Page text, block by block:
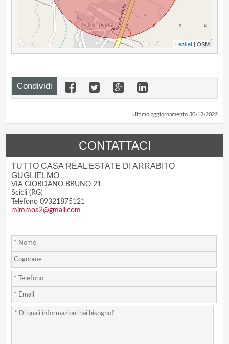
Leaflet| OSM
Condividi
Ultimo aggiornamento 30-12-2022
CONTATTACI
TUTTO CASA REAL ESTATE DI ARRABITO
GUGLIELMO
VIA GIORDANO BRUNO 21
Scicli (RG)
Telefono 09321875121
mimmoa2@gmail.com